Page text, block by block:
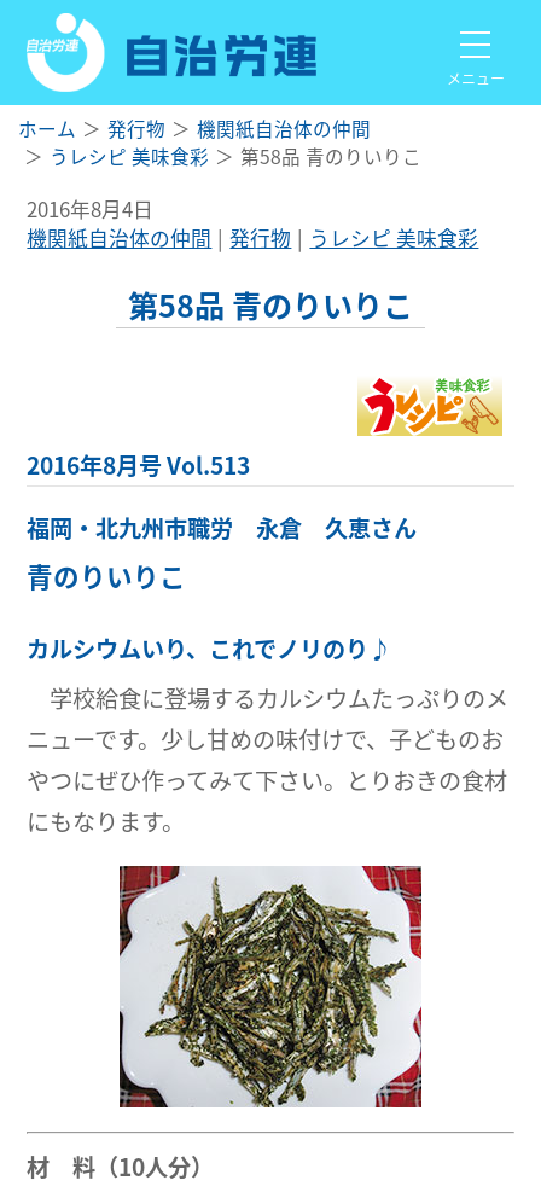
メニュー
ホーム 発行物
機関紙自治体の仲間
うレシピ 美味食彩
第58品 青のりいりこ
2016年8月4日
機関紙自治体の仲間
発行物 うレシピ 美味食彩
第58品 青のりいりこ
2016年8月号 Vol.513
福岡・北九州市職労 永倉 久恵さん
青のりいりこ
カルシウムいり、これでノリのり♪
学校給食に登場するカルシウムたっぷりのメ
ニューです。少し甘めの味付けで、子どものお
やつにぜひ作ってみて下さい。とりおきの食材
にもなります。
材 料（10人分）